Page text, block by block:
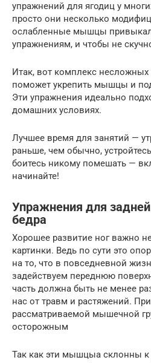
упражнений для ягодиц у
просто они несколько
ослабленные мышцы
упражнениям, и чтобы не
Итак, вот комплекс
поможет укрепить мышцы и
Эти упражнения идеально
домашних условиях.
Лучшее время для занятий —
раньше, чем обычно,
боитесь никому помешать —
начинайте!
Упражнения для
бедра
Хорошее развитие ног важно
картинки. Ведь по сути это
на то, что в повседневной
задействуем переднюю
часть должна быть не менее
нас от травм и растяжений.
рассматриваемой мышечной
осторожным
Так как эти мышцыа склонны к